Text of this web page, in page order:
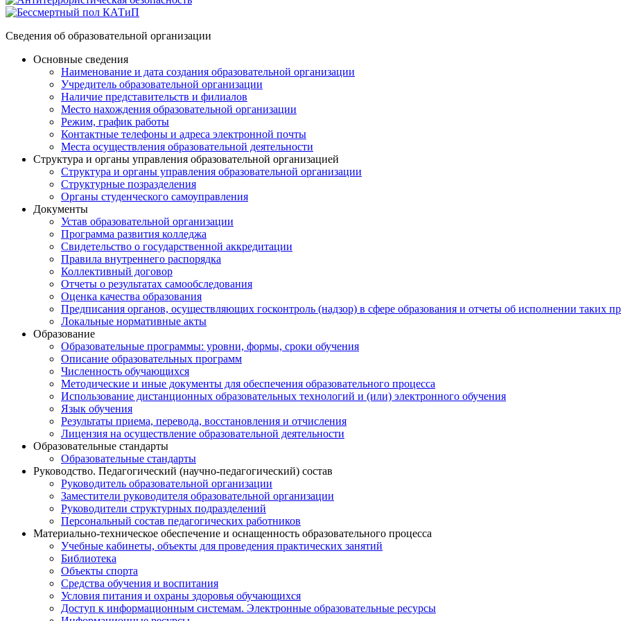
Сведения об образовательной организации
Основные сведения
Наименование и дата создания образовательной организации
Учредитель образовательной организации
Наличие представительств и филиалов
Место нахождения образовательной организации
Режим, график работы
Контактные телефоны и адреса электронной почты
Места осуществления образовательной деятельности
Структура и органы управления образовательной организацией
Структура и органы управления образовательной организации
Структурные позразделения
Органы студенческого самоуправления
Документы
Устав образовательной организации
Программа развития колледжа
Свидетельство о государственной аккредитации
Правила внутреннего распорядка
Коллективный договор
Отчеты о результатах самообследования
Оценка качества образования
Предписания органов, осуществляющих госконтроль (надзор) в сфере образования и отчеты об исполнении таких
Локальные нормативные акты
Образование
Образовательные программы: уровни, формы, сроки обучения
Описание образовательных программ
Численность обучающихся
Методические и иные документы для обеспечения образовательного процесса
Использование дистанционных образовательных технологий и (или) электронного обучения
Язык обучения
Результаты приема, перевода, восстановления и отчисления
Лицензия на осуществление образовательной деятельности
Образовательные стандарты
Образовательные стандарты
Руководство. Педагогический (научно-педагогический) состав
Руководитель образовательной организации
Заместители руководителя образовательной организации
Руководители структурных подразделений
Персональный состав педагогических работников
Материально-техническое обеспечение и оснащенность образовательного процесса
Учебные кабинеты, объекты для проведения практических занятий
Библиотека
Объекты спорта
Средства обучения и воспитания
Условия питания и охраны здоровья обучающихся
Доступ к информационным системам. Электронные образовательные ресурсы